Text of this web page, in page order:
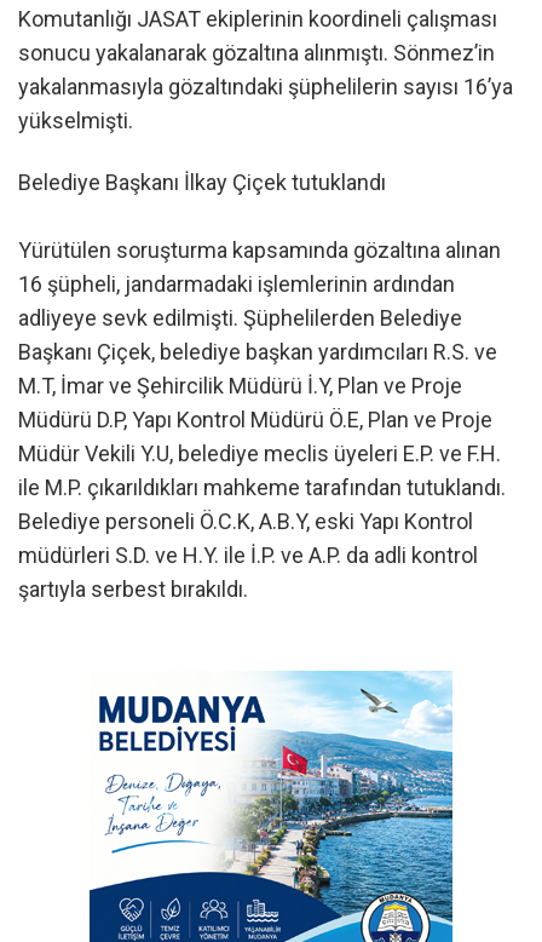
Komutanlığı JASAT ekiplerinin koordineli çalışması
sonucu yakalanarak gözaltına alınmıştı. Sönmez’in
yakalanmasıyla gözaltındaki şüphelilerin sayısı 16’ya
yükselmişti.
Belediye Başkanı İlkay Çiçek tutuklandı
Yürütülen soruşturma kapsamında gözaltına alınan
16 şüpheli, jandarmadaki işlemlerinin ardından
adliyeye sevk edilmişti. Şüphelilerden Belediye
Başkanı Çiçek, belediye başkan yardımcıları R.S. ve
M.T, İmar ve Şehircilik Müdürü İ.Y, Plan ve Proje
Müdürü D.P, Yapı Kontrol Müdürü Ö.E, Plan ve Proje
Müdür Vekili Y.U, belediye meclis üyeleri E.P. ve F.H.
ile M.P. çıkarıldıkları mahkeme tarafından tutuklandı.
Belediye personeli Ö.C.K, A.B.Y, eski Yapı Kontrol
müdürleri S.D. ve H.Y. ile İ.P. ve A.P. da adli kontrol
şartıyla serbest bırakıldı.